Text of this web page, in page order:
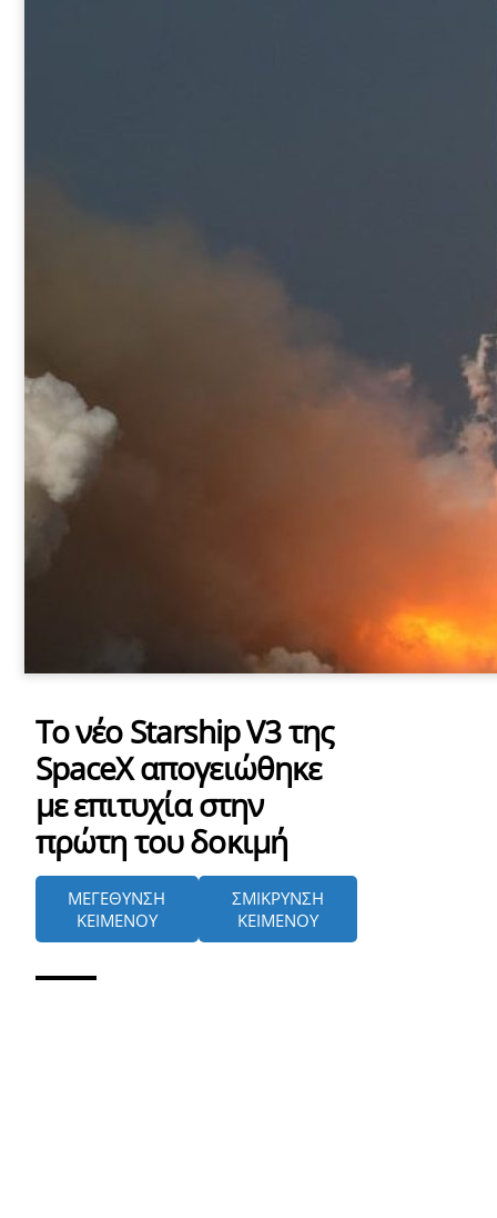
Το νέο Starship V3 της
SpaceX απογειώθηκε
με επιτυχία στην
πρώτη του δοκιμή
ΜΕΓΕΘΥΝΣΗ
ΚΕΙΜΕΝΟΥ
ΣΜΙΚΡΥΝΣΗ
ΚΕΙΜΕΝΟΥ